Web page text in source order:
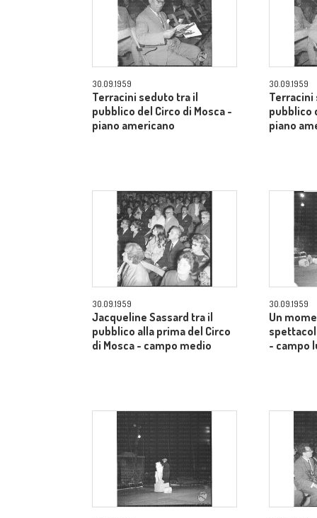
30.09.1959
Terracini seduto tra il
pubblico del Circo di Mosca -
piano americano
30.09.1959
Terracini
pubblico
piano
30.09.1959
Jacqueline Sassard tra il
pubblico alla prima del Circo
di Mosca - campo medio
30.09.1959
Un
- campo